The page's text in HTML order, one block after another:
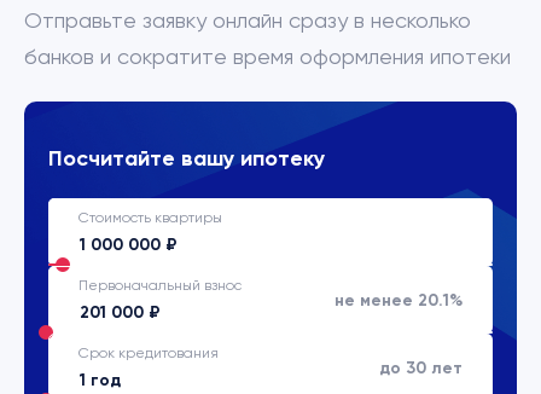
Отправьте заявку онлайн сразу в несколько
банков и сократите время оформления ипотеки
Посчитайте вашу ипотеку
Стоимость квартиры
Первоначальный взнос
не менее 20.1%
Срок кредитования
до 30 лет